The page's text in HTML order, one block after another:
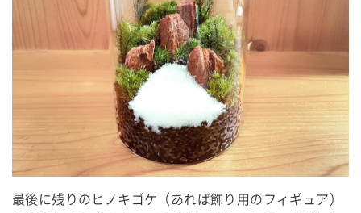
最後に残りのヒノキゴケ（あれば飾り用のフィギュア）